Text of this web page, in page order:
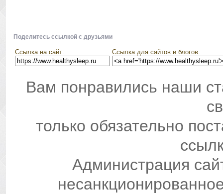
Поделитесь ссылкой с друзьями
Ссылка на сайт: Ссылка для сайтов и блогов:
Вам понравились наши
только обязательно
Администрация